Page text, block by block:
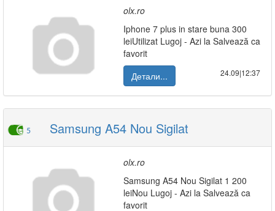
olx.ro
Iphone 7 plus in stare buna 300
leiUtilizat Lugoj - Azi la Salvează ca
favorit
Детали...
24.09|12:37
5 Samsung A54 Nou Sigilat
olx.ro
Samsung A54 Nou Sigilat 1 200
leiNou Lugoj - Azi la Salvează ca
favorit